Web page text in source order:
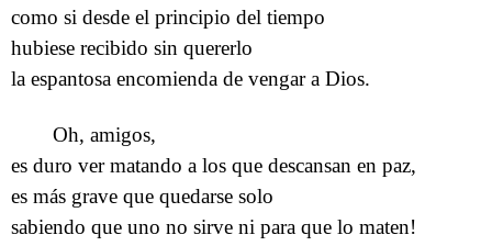
como si desde el principio del tiempo
hubiese recibido sin quererlo
la espantosa encomienda de vengar a Dios.
Oh, amigos,
es duro ver matando a los que descansan en paz,
es más grave que quedarse solo
sabiendo que uno no sirve ni para que lo maten!